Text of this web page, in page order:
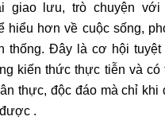
giao lưu, trò chuyện
hiểu hơn về cuộc sống,
thống. Đây là cơ hội
kiến thức thực tiễn và có
thực, độc đáo mà chỉ
.